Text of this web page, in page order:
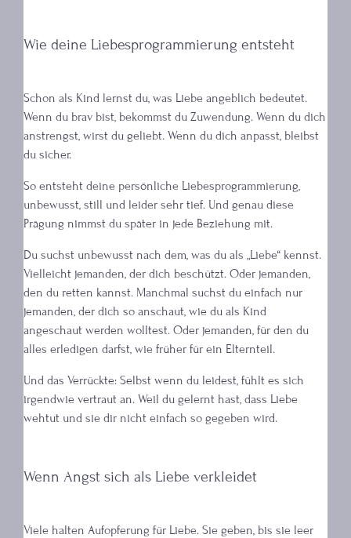
Wie deine Liebesprogrammierung entsteht
Schon als Kind lernst du, was Liebe angeblich bedeutet.
Wenn du brav bist, bekommst du Zuwendung. Wenn du dich
anstrengst, wirst du geliebt. Wenn du dich anpasst, bleibst
du sicher.
So entsteht deine persönliche Liebesprogrammierung,
unbewusst, still und leider sehr tief. Und genau diese
Prägung nimmst du später in jede Beziehung mit.
Du suchst unbewusst nach dem, was du als „Liebe“ kennst.
Vielleicht jemanden, der dich beschützt. Oder jemanden,
den du retten kannst. Manchmal suchst du einfach nur
jemanden, der dich so anschaut, wie du als Kind
angeschaut werden wolltest. Oder jemanden, für den du
alles erledigen darfst, wie früher für ein Elternteil.
Und das Verrückte: Selbst wenn du leidest, fühlt es sich
irgendwie vertraut an. Weil du gelernt hast, dass Liebe
wehtut und sie dir nicht einfach so gegeben wird.
Wenn Angst sich als Liebe verkleidet
Viele halten Aufopferung für Liebe. Sie geben, bis sie leer